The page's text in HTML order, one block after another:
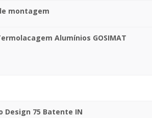
montagem
Alumínios GOSIMAT
Design 75 Batente IN